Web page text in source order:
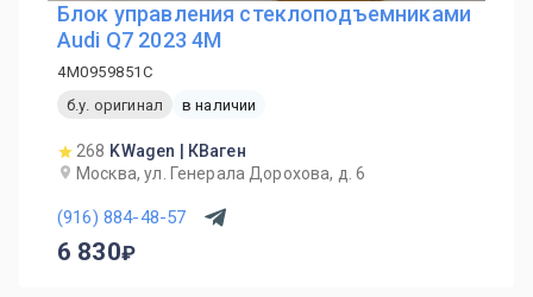
Блок управления стеклоподъемниками
Audi Q7 2023 4M
4M0959851C
б.у. оригинал
в наличии
268 KWagen | КВаген
Москва, ул. Генерала Дорохова, д. 6
(916) 884-48-57
6 830